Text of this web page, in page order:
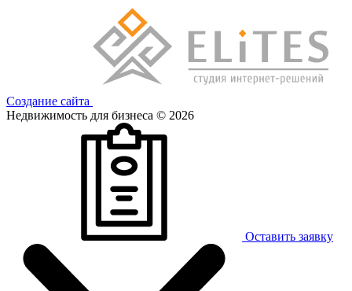
Создание сайта
Недвижимость для бизнеса © 2026
Оставить заявку